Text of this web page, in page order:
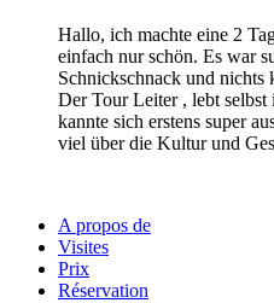
Hallo, ich machte eine 2
einfach nur schön. Es war
Schnickschnack und nichts
Der Tour Leiter , lebt
kannte sich erstens super
viel über die Kultur und
A propos de
Visites
Prix
Réservation